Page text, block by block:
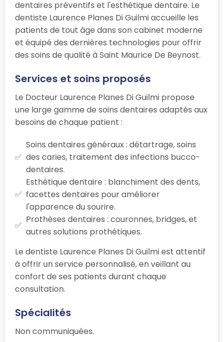
dentaires préventifs et l'esthétique dentaire. Le
dentiste Laurence Planes Di Guilmi accueille les
patients de tout âge dans son cabinet moderne
et équipé des dernières technologies pour offrir
des soins de qualité à Saint Maurice De Beynost.
Services et soins proposés
Le Docteur Laurence Planes Di Guilmi propose
une large gamme de soins dentaires adaptés aux
besoins de chaque patient :
Soins dentaires généraux : détartrage, soins
des caries, traitement des infections bucco-
dentaires.
Esthétique dentaire : blanchiment des dents,
facettes dentaires pour améliorer
l'apparence du sourire.
Prothèses dentaires : couronnes, bridges, et
autres solutions prothétiques.
Le dentiste Laurence Planes Di Guilmi est attentif
à offrir un service personnalisé, en veillant au
confort de ses patients durant chaque
consultation.
Spécialités
Non communiquées.